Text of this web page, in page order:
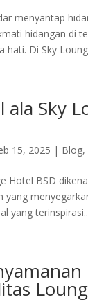
menyantap
hidangan di
hati. Di Sky
ala Sky
15, 2025 | Blog,
Hotel BSD
yang